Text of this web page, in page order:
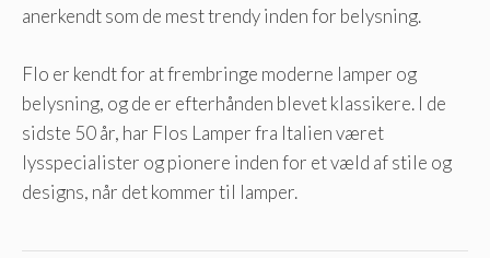
anerkendt som de mest trendy inden for belysning.
Flo er kendt for at frembringe moderne lamper og
belysning, og de er efterhånden blevet klassikere. I de
sidste 50 år, har Flos Lamper fra Italien været
lysspecialister og pionere inden for et væld af stile og
designs, når det kommer til lamper.